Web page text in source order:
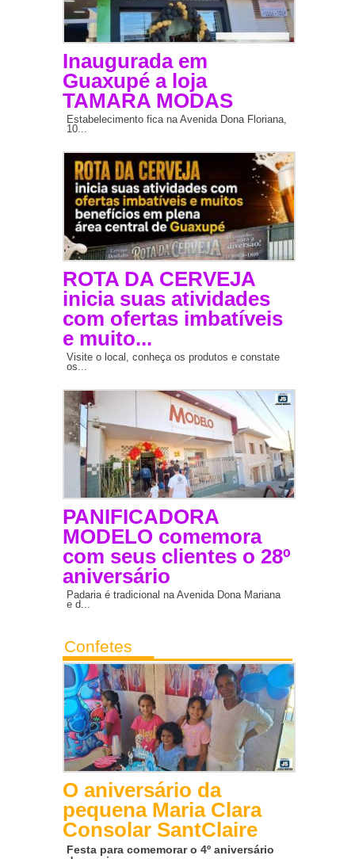
Inaugurada em
Guaxupé a loja
TAMARA MODAS
Estabelecimento fica na Avenida Dona Floriana,
10...
ROTA DA CERVEJA
inicia suas atividades
com ofertas imbatíveis
e muito...
Visite o local, conheça os produtos e constate
os...
PANIFICADORA
MODELO comemora
com seus clientes o 28º
aniversário
Padaria é tradicional na Avenida Dona Mariana
e d...
Confetes
O aniversário da
pequena Maria Clara
Consolar SantClaire
Festa para comemorar o 4º aniversário